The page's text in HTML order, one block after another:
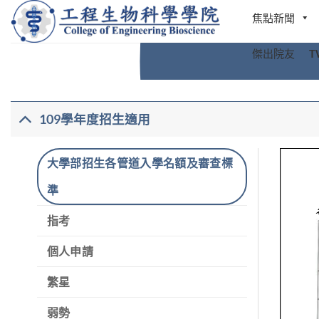
Skip
content
焦點新聞
傑出院友
109學年度招生適用
大學部招生各管道入學名額及審查標
準
指考
個人申請
繁星
弱勢